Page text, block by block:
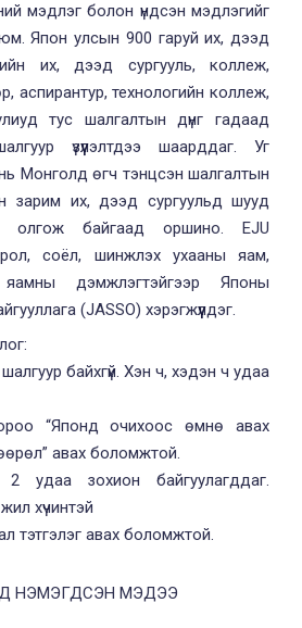
мэдлэг болон үндсэн мэдлэгийг
Япон улсын 900 гаруй их, дээд
их, дээд сургууль, коллеж,
аспирантур, технологийн коллеж,
тус шалгалтын дүнг гадаад
үзүүлэлтдээ шаарддаг. Уг
Монголд өгч тэнцсэн шалгалтын
зарим их, дээд сургуульд шууд
олгож байгаад оршино. EJU
соёл, шинжлэх ухааны яам,
дэмжлэгтэйгээр Японы
(JASSO) хэрэгжүүлдэг.
байхгүй. Хэн ч, хэдэн ч удаа
“Японд очихоос өмнө авах
авах боломжтой.
удаа зохион байгуулагддаг.
хүчинтэй
тэтгэлэг авах боломжтой.
НЭМЭГДСЭН МЭДЭЭ